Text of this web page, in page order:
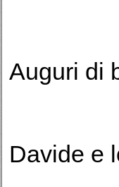
Auguri di
Davide e